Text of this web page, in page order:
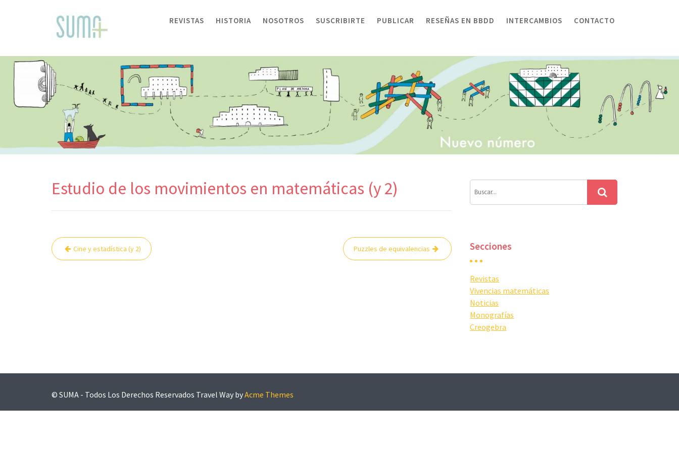
REVISTAS HISTORIA NOSOTROS SUSCRIBIRTE PUBLICAR RESEÑAS EN BBDD INTERCAMBIOS CONTACTO
Estudio de los movimientos en matemáticas (y 2)
Navegación
de
Cine y estadística (y 2) Puzzles de equivalencias Secciones
Revistas
Vivencias matemáticas
Noticias
Monografías
Creogebra
© SUMA - Todos Los Derechos Reservados Travel Way byAcme Themes